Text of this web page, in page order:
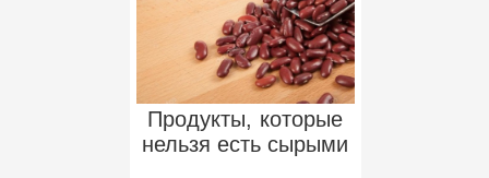
Продукты, которые
нельзя есть сырыми